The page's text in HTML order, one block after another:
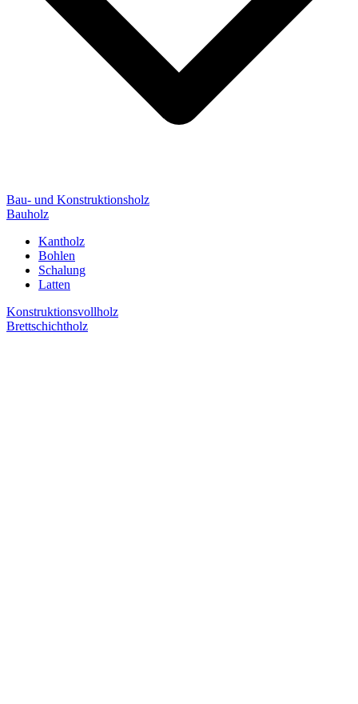
Bau- und Konstruktionsholz
Bauholz
Kantholz
Bohlen
Schalung
Latten
Konstruktionsvollholz
Brettschichtholz